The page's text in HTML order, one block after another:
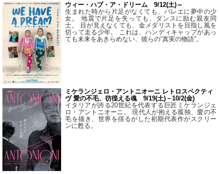
ウィー・ハブ・ア・ドリーム 9/12(土)～
生まれた時から片足がなくても、バレエに夢中の少
女。 地震で片足を失っても、ダンスに励む親友同
士。 目が見えなくても、金メダリストを目指し風を
切って走る少年。 これは、ハンディキャップがあっ
ても未来をあきらめない、彼らの“真実の物語”。
ミケランジェロ・アントニオーニ レトロスペクティ
ヴ 愛の不毛、彷徨える魂 9/19(土)－10/2(金)
イタリアが誇る20世紀を代表する巨匠ミケランジェ
ロ・アントニオーニ。 現代人が抱える孤独、愛の不
毛を描き、世界を揺るがした初期代表作がスクリー
ンに甦る。